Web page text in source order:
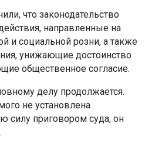
что законодательство
направленные на
и социальной розни, а также
унижающие достоинство
общественное согласие.
делу продолжается.
не установлена
силу приговором суда, он